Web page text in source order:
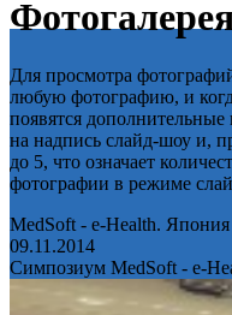
Для просмотра
любую фотографию, и
появятся
на надпись слайд-шоу и,
до 5, что означает
фотографии в режиме
MedSoft - e-Health. Япония
09.11.2014
Симпозиум MedSoft - e-